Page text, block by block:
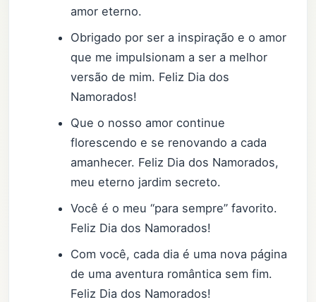
amor eterno.
Obrigado por ser a inspiração e o amor
que me impulsionam a ser a melhor
versão de mim. Feliz Dia dos
Namorados!
Que o nosso amor continue
florescendo e se renovando a cada
amanhecer. Feliz Dia dos Namorados,
meu eterno jardim secreto.
Você é o meu “para sempre” favorito.
Feliz Dia dos Namorados!
Com você, cada dia é uma nova página
de uma aventura romântica sem fim.
Feliz Dia dos Namorados!